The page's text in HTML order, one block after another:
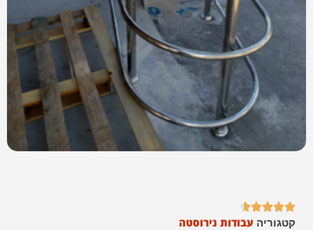





קטגוריה עבודות נירוסטה